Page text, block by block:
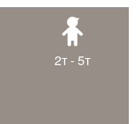
2т - 5т